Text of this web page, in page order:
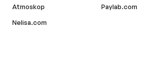
Atmoskop
Nelisa.com
Paylab.com